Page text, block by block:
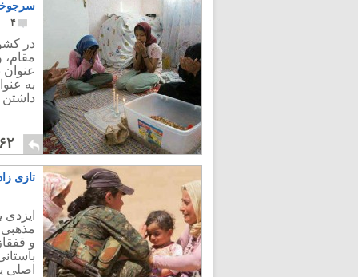
سرجوخه
۴
در
مقام،
عنوان
به
داشتن
تازی
و
اصلی